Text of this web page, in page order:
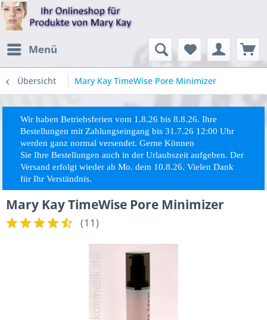
Menü
Übersicht Mary Kay TimeWise Pore Minimizer
Wir haben Betriebsferien vom 1.8.26 bis 8.8.26. Ihre
Bestellungen mit Zahlungseingang bis 31.7.26 12:00 Uhr
werden ganz normal versendet. Gerne Können
SieIhreBestellungen auch in der Urlaubszeit aufgeben. Der
Versand erfolgt wieder ab Mo. dem 10.8.26. Vielen Dank
für Ihr Verständnis.
Mary Kay TimeWise Pore Minimizer
(11)